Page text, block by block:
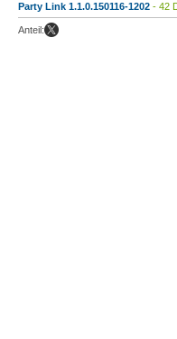
Party Link 1.1.0.150116-1202 - 42
Anteil: